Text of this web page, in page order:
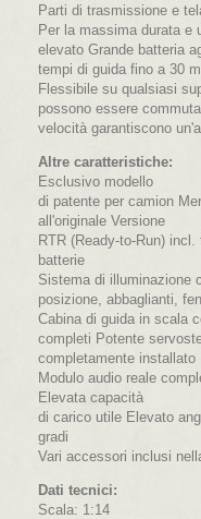
Parti di trasmissione e
Per la massima durata e
elevato Grande batteria
tempi di guida fino a 30
Flessibile su qualsiasi
possono essere
velocità garantiscono
Altre caratteristiche:
Esclusivo modello
di patente per camion
all'originale Versione
RTR (Ready-to-Run)
batterie
Sistema di illuminazione
posizione, abbaglianti,
Cabina di guida in scala
completi Potente
completamente installato
Modulo audio reale
Elevata capacità
di carico utile Elevato
gradi
Vari accessori inclusi
Dati tecnici:
Scala: 1:14